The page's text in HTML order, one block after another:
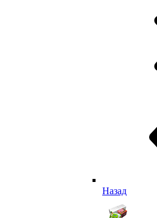
Назад